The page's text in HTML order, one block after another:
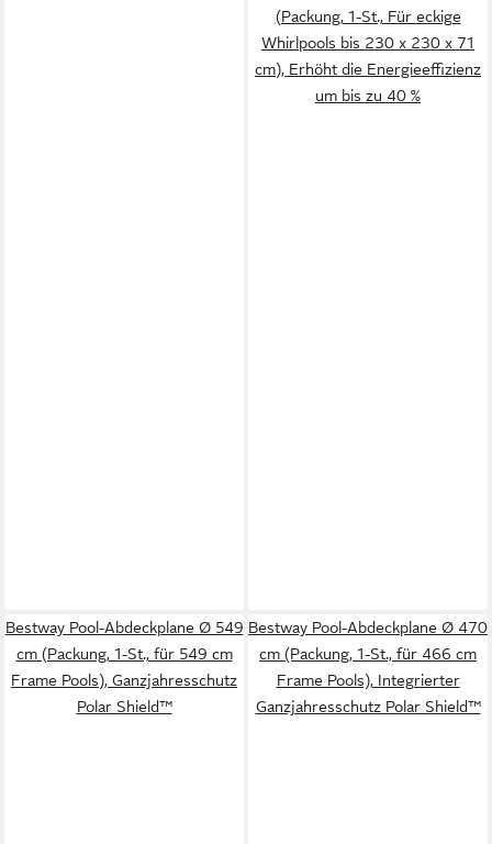
(Packung, 1-St., Für eckige
Whirlpools bis 230 x 230 x 71
cm), Erhöht die Energieeffizienz
um bis zu 40 %
Bestway Pool-Abdeckplane Ø 549
cm (Packung, 1-St., für 549 cm
Frame Pools), Ganzjahresschutz
Polar Shield™
Bestway Pool-Abdeckplane Ø 470
cm (Packung, 1-St., für 466 cm
Frame Pools), Integrierter
Ganzjahresschutz Polar Shield™